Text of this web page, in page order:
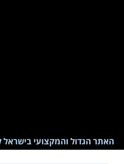
האתר הגדול והמקצועי בישראל